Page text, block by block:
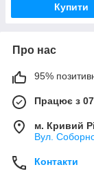
Купити
Про нас
95%
Працює з
м. Кривий
Вул.
Контакти